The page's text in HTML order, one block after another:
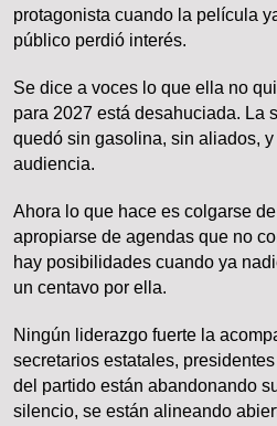
protagonista cuando la película
público perdió interés.
Se dice a voces lo que ella no
para 2027 está desahuciada. La
quedó sin gasolina, sin aliados,
audiencia.
Ahora lo que hace es colgarse
apropiarse de agendas que no
hay posibilidades cuando ya
un centavo por ella.
Ningún liderazgo fuerte la
secretarios estatales,
del partido están abandonando
silencio, se están alineando